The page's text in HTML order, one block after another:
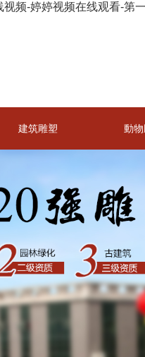
频-婷婷视频在线观看-
建筑雕塑 動